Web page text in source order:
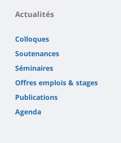
Actualités
Colloques
Soutenances
Séminaires
Offres emplois & stages
Publications
Agenda